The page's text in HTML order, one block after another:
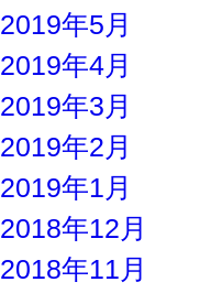
2019年5月
2019年4月
2019年3月
2019年2月
2019年1月
2018年12月
2018年11月